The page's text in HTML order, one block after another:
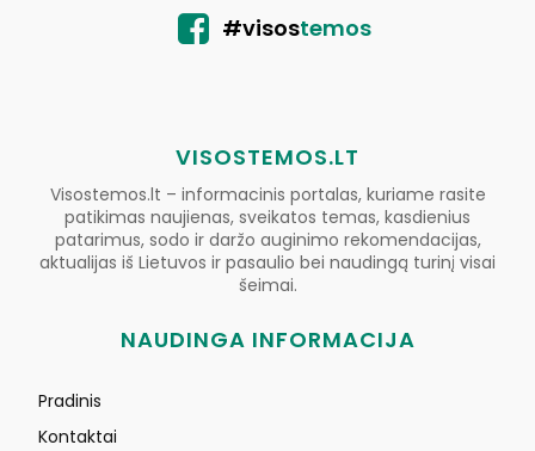
#visostemos
VISOSTEMOS.LT
Visostemos.lt – informacinis portalas, kuriame rasite
patikimas naujienas, sveikatos temas, kasdienius
patarimus, sodo ir daržo auginimo rekomendacijas,
aktualijas iš Lietuvos ir pasaulio bei naudingą turinį visai
šeimai.
NAUDINGA INFORMACIJA
Pradinis
Kontaktai